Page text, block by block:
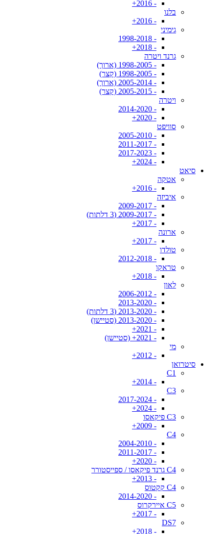
- 2016+
בלנו
- 2016+
גימיני
- 1998-2018
- 2018+
גרנד ויטרה
- 1998-2005 (ארוך)
- 1998-2005 (קצר)
- 2005-2014 (ארוך)
- 2005-2015 (קצר)
ויטרה
- 2014-2020
- 2020+
סוויפט
- 2005-2010
- 2011-2017
- 2017-2023
- 2024+
סיאט
אטקה
- 2016+
איביזה
- 2009-2017
- 2009-2017 (3 דלתות)
- 2017+
ארונה
- 2017+
טולדו
- 2012-2018
טראקו
- 2018+
לאון
- 2006-2012
- 2013-2020
- 2013-2020 (3 דלתות)
- 2013-2020 (סטיישן)
- 2021+
- 2021+ (סטיישן)
מי
- 2012+
סיטרואן
C1
- 2014+
C3
- 2017-2024
- 2024+
C3 פיקאסו
- 2009+
C4
- 2004-2010
- 2011-2017
- 2020+
C4 גרנד פיקאסו / ספייסטורר
- 2013+
C4 קקטוס
- 2014-2020
C5 איירקרוס
- 2017+
DS7
- 2018+